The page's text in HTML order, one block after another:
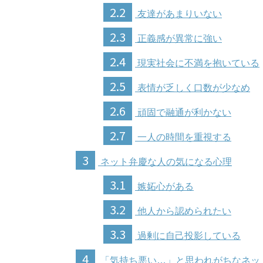
2.2 友達があまりいない
2.3 正義感が異常に強い
2.4 現実社会に不満を抱いている
2.5 表情が乏しく口数が少なめ
2.6 頑固で融通が利かない
2.7 一人の時間を重視する
3 ネット弁慶な人の気になる心理
3.1 嫉妬心がある
3.2 他人から認められたい
3.3 過剰に自己投影している
4 「気持ち悪い…」と思われがちなネ